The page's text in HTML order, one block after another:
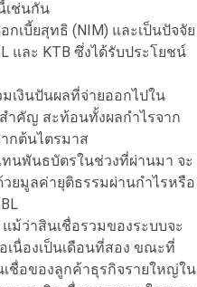
เช่นกัน
เบี้ยสุทธิ (NIM) และเป็นปัจจัย
และ KTB ซึ่งได้รับประโยชน์
เงินปันผลที่จ่ายออกไปใน
ำคัญ สะท้อนทั้งผลกำไรจาก
กต้นไตรมาส
นพันธบัตรในช่วงที่ผ่านมา จะ
ยมูลค่ายุติธรรมผ่านกำไรหรือ
ม้ว่าสินเชื่อรวมของระบบจะ
นื่องเป็นเดือนที่สอง ขณะที่
ชื่อของลูกค้าธุรกิจรายใหญ่ใน